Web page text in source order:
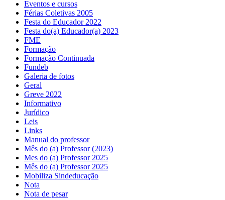
Eventos e cursos
Férias Coletivas 2005
Festa do Educador 2022
Festa do(a) Educador(a) 2023
FME
Formação
Formação Continuada
Fundeb
Galeria de fotos
Geral
Greve 2022
Informativo
Jurídico
Leis
Links
Manual do professor
Mês do (a) Professor (2023)
Mes do (a) Professor 2025
Mês do (a) Professor 2025
Mobiliza Sindeducação
Nota
Nota de pesar